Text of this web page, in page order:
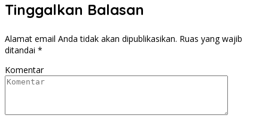
Tinggalkan Balasan
Alamat email Anda tidak akan dipublikasikan. Ruas yang wajib
ditandai *
Komentar